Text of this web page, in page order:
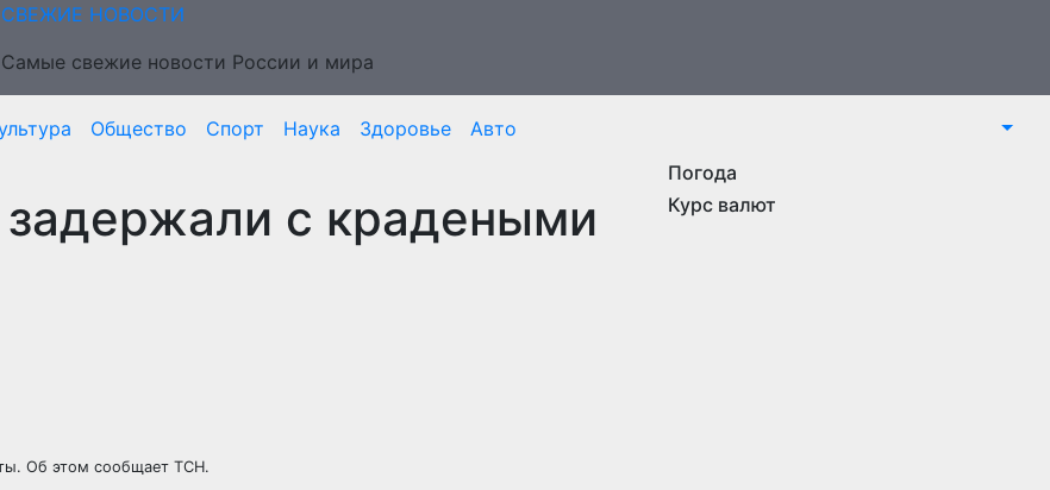
СВЕЖИЕ НОВОСТИ
Самые свежие новости России и мира
Общество Спорт Наука Здоровье
Авто
задержали с крадеными
Об этом сообщает ТСН.
Погода
Курс валют